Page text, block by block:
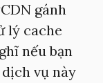
gánh
lý cache
nếu bạn
vụ này